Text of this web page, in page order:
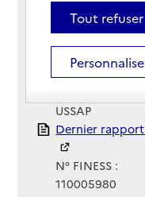
Téléphone :
04 68 70 67 65
Contact
Contact
Site Internet
Site internet
USSAP
Rapport HAS
Dernier
N° FINESS :
110005980
Tout refuser